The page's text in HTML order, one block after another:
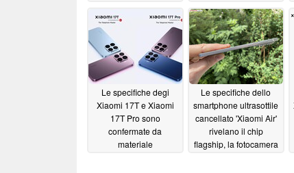
da 8.000 mAh05/20/2026
Le specifiche degi
Xiaomi 17T e Xiaomi
17T Pro sono
confermate da
materiale
Le specifiche dello
smartphone ultrasottile
cancellato 'Xiaomi Air'
rivelano il chip
flagship, la fotocamera